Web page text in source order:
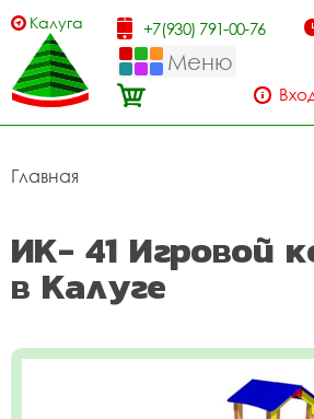
Калуга +7(930) 791-00-76
Меню
Главная
ИК- 41 Игровой
в Калуге